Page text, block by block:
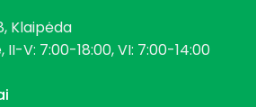
Klaipėda
V: 7:00-18:00, VI: 7:00-14:00